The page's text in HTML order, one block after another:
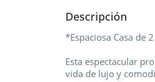
Descripción
*Espaciosa Casa de
Esta espectacular
vida de lujo y